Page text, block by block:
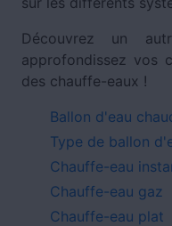
Découvrez un
approfondissez vos
des chauffe-eaux !
Ballon d'eau
Type de ballon
Chauffe-eau
Chauffe-eau gaz
Chauffe-eau plat